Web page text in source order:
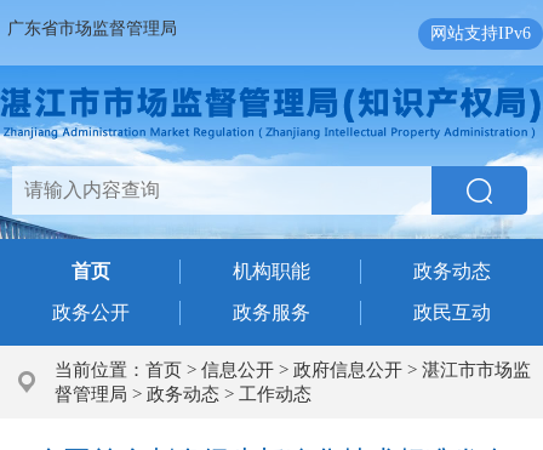
广东省市场监督管理局 网站支持IPv6
首页 机构职能
政务动态
政务公开
政务服务 政民互动
当前位置： 首页 > 信息公开 > 政府信息公开 > 湛江市市场监
督管理局 > 政务动态 > 工作动态